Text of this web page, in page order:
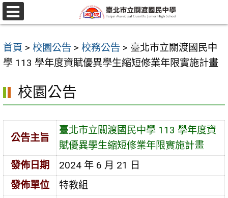
跳
至
要
內
區
選
單
首頁 > 校園公告 > 校務公告 > 臺北市立關渡國民中
學 113 學年度資賦優異學生縮短修業年限實施計畫
校園公告
公告主旨
臺北市立關渡國民中學 113 學年度資
賦優異學生縮短修業年限實施計畫
發佈日期
2024 年 6 月 21 日
發佈單位
特教組